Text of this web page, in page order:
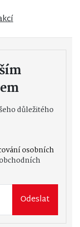
důležitého
osobních
Odeslat